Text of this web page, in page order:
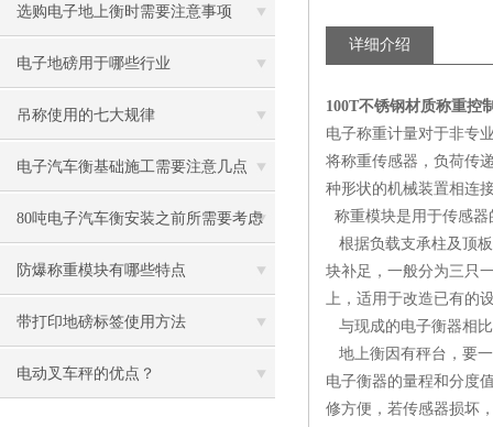
几点
选购电子地上衡时需要注意事项
电子地磅用于哪些行业
吊称使用的七大规律
电子汽车衡基础施工需要注意几点
80吨电子汽车衡安装之前所需要考虑
的事项
防爆称重模块有哪些特点
带打印地磅标签使用方法
电动叉车秤的优点？
详细介绍
100T不锈钢材质称重控
电子称重计量对于非专
将称重传感器，负荷传
种形状的机械装置相连
称重模块是用于传感
根据负载支承柱及顶
块补足，一般分为三只
上，适用于改造已有的
与现成的电子衡器相
地上衡因有秤台，要
电子衡器的量程和分度
修方便，若传感器损坏